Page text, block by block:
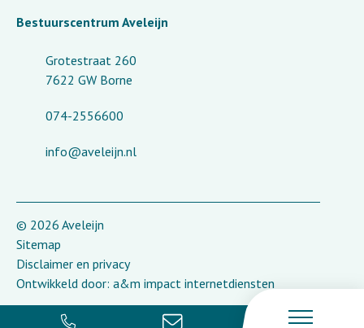
Bestuurscentrum Aveleijn
Grotestraat 260
7622 GW Borne
074-2556600
info@aveleijn.nl
© 2026 Aveleijn
Sitemap
Disclaimer en privacy
Ontwikkeld door: a&m impact internetdiensten